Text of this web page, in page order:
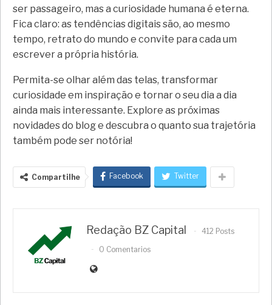
ser passageiro, mas a curiosidade humana é eterna.
Fica claro: as tendências digitais são, ao mesmo
tempo, retrato do mundo e convite para cada um
escrever a própria história.
Permita-se olhar além das telas, transformar
curiosidade em inspiração e tornar o seu dia a dia
ainda mais interessante. Explore as próximas
novidades do blog e descubra o quanto sua trajetória
também pode ser notória!
Compartilhe Facebook Twitter
Redação BZ Capital
412 Posts
0 Comentarios